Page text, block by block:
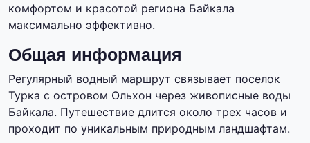
комфортом и красотой региона Байкала
максимально эффективно.
Общая информация
Регулярный водный маршрут связывает поселок
Турка с островом Ольхон через живописные воды
Байкала. Путешествие длится около трех часов и
проходит по уникальным природным ландшафтам.